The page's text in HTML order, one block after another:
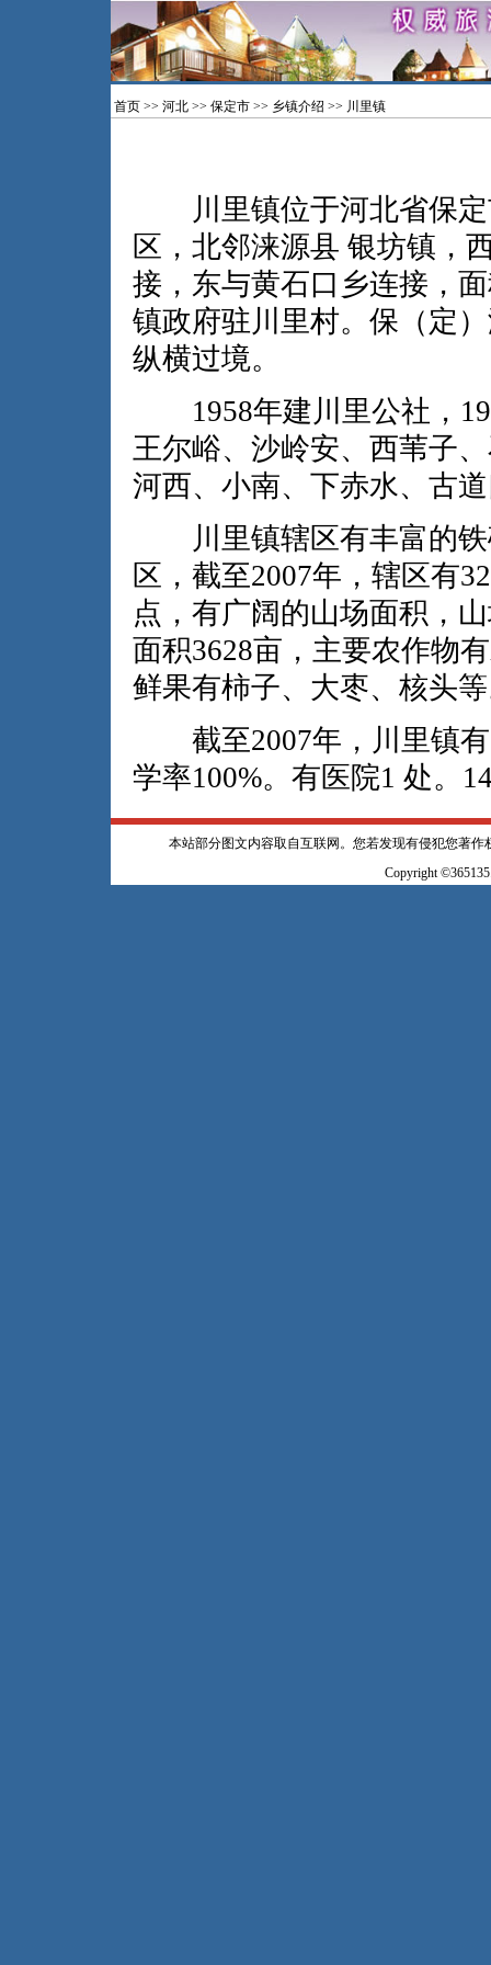
首页 >> 河北 >> 保定市 >> 乡镇介绍 >> 川里镇
川里镇位于河北省保定
区，北邻涞源县 银坊镇，
接，东与黄石口乡连接，
镇政府驻川里村。保（定
纵横过境。
1958年建川里公社，
王尔峪、沙岭安、西苇子
河西、小南、下赤水、古
川里镇辖区有丰富的铁
区，截至2007年，辖区有
点，有广阔的山场面积，
面积3628亩，主要农作物
鲜果有柿子、大枣、核头
截至2007年，川里镇有
学率100%。有医院1 处。
本站部分图文内容取自互联网。您若发现有侵犯您著
Copyright